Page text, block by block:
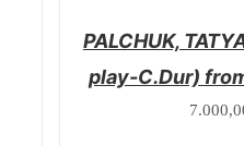
PALCHUK,
play-C.Dur)